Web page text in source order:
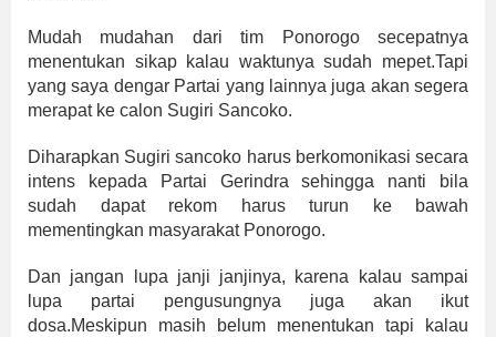
Mudah mudahan dari tim Ponorogo secepatnya
menentukan sikap kalau waktunya sudah mepet.Tapi
yang saya dengar Partai yang lainnya juga akan segera
merapat ke calon Sugiri Sancoko.
Diharapkan Sugiri sancoko harus berkomonikasi secara
intens kepada Partai Gerindra sehingga nanti bila
sudah dapat rekom harus turun ke bawah
mementingkan masyarakat Ponorogo.
Dan jangan lupa janji janjinya, karena kalau sampai
lupa partai pengusungnya juga akan ikut
dosa.Meskipun masih belum menentukan tapi kalau